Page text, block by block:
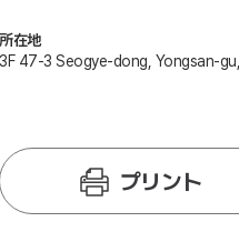
所在地
3F 47-3 Seogye-dong, Yongsan-
プリント